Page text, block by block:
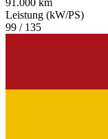
91.000 km
Leistung (kW/PS)
99 / 135